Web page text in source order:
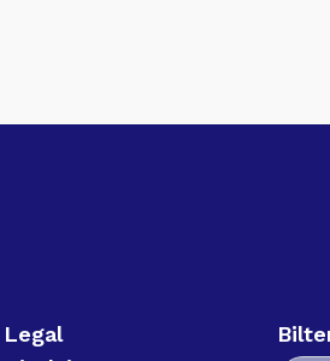
Legal